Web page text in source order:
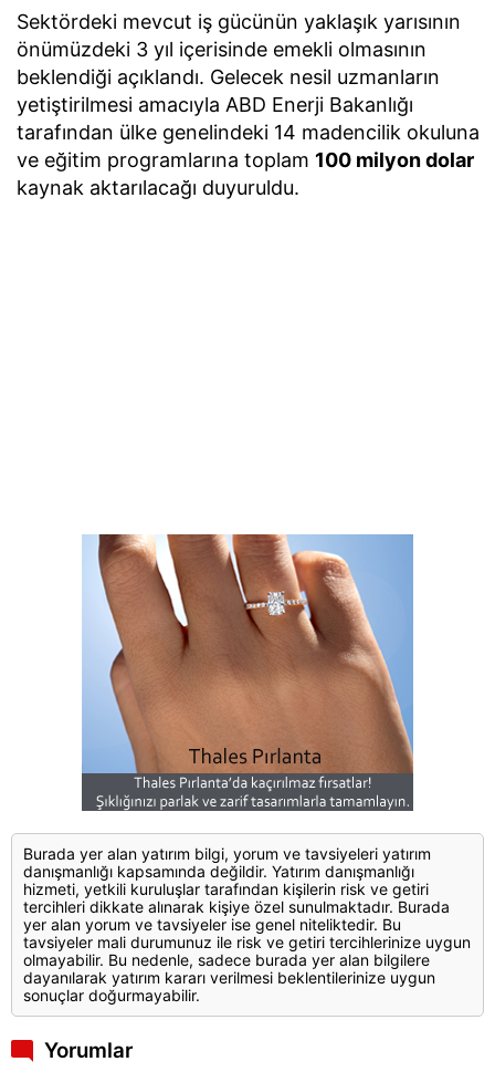
Sektördeki mevcut iş gücünün yaklaşık yarısının
önümüzdeki 3 yıl içerisinde emekli olmasının
beklendiği açıklandı. Gelecek nesil uzmanların
yetiştirilmesi amacıyla ABD Enerji Bakanlığı
tarafından ülke genelindeki 14 madencilik okuluna
ve eğitim programlarına toplam 100 milyon dolar
kaynak aktarılacağı duyuruldu.
Burada yer alan yatırım bilgi, yorum ve tavsiyeleri yatırım
danışmanlığı kapsamında değildir. Yatırım danışmanlığı
hizmeti, yetkili kuruluşlar tarafından kişilerin risk ve getiri
tercihleri dikkate alınarak kişiye özel sunulmaktadır. Burada
yer alan yorum ve tavsiyeler ise genel niteliktedir. Bu
tavsiyeler mali durumunuz ile risk ve getiri tercihlerinize uygun
olmayabilir. Bu nedenle, sadece burada yer alan bilgilere
dayanılarak yatırım kararı verilmesi beklentilerinize uygun
sonuçlar doğurmayabilir.
Yorumlar